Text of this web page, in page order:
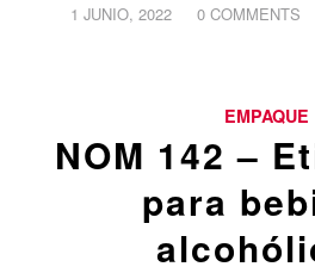
1 JUNIO, 2022
/ 0 COMMENTS
/
EMPAQUE
NOM 142 –
para